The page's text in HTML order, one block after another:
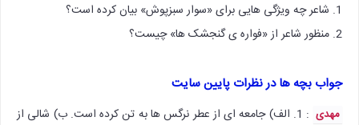
1. شاعر چه ویژگی هایی برای «سوار سبزپوش» بیان کرده است؟
2. منظور شاعر از «فواره ی گنجشک ها» چیست؟
جواب بچه ها در نظرات پایین سایت
مهدی
: 1. الف) جامعه ای از عطر نرگس ها به تن کرده است. ب) شالی از